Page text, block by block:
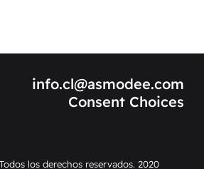
info.cl@asmodee.com
Consent Choices
los derechos reservados. 2020